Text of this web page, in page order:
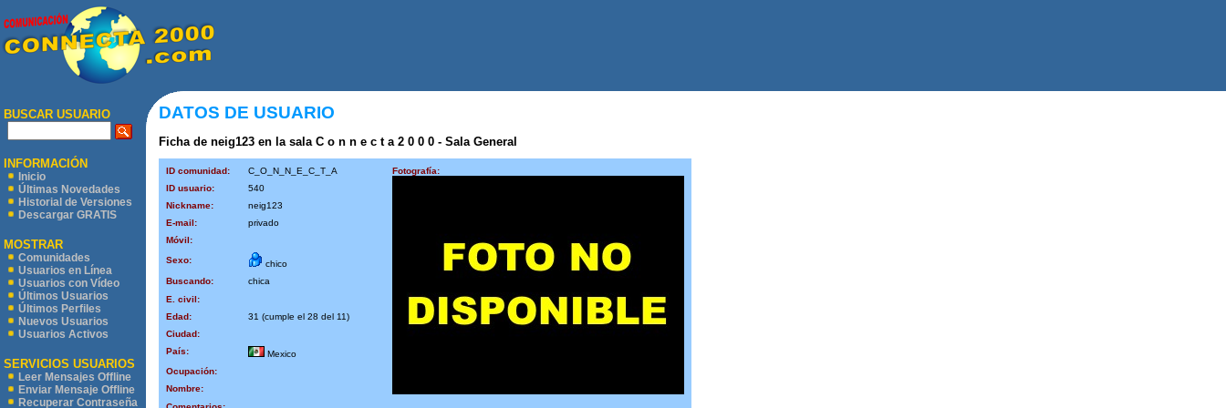
BUSCAR USUARIO
INFORMACIÓN
Inicio
Últimas Novedades
Historial de Versiones
Descargar GRATIS
MOSTRAR
Comunidades
Usuarios en Línea
Usuarios con Vídeo
Últimos Usuarios
Últimos Perfiles
Nuevos Usuarios
Usuarios Activos
SERVICIOS USUARIOS
Leer Mensajes Offline
Enviar Mensaje Offline
Recuperar Contraseña
DATOS DE USUARIO
Ficha de neig123 en la sala C o n n e c t a 2 0 0 0 - Sala General
ID comunidad: C_O_N_N_E_C_T_A
Fotografía:
ID usuario:
540
Nickname:
neig123
E-mail:
privado
Móvil:
Sexo:
chico
Buscando:
chica
E. civil:
Edad:
31 (cumple el 28 del 11)
Ciudad:
País:
Mexico
Ocupación:
Nombre: